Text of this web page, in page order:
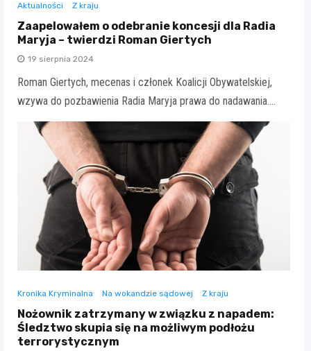
Aktualności Z kraju
Zaapelowałem o odebranie koncesji dla Radia
Maryja – twierdzi Roman Giertych
19 sierpnia 2024
Roman Giertych, mecenas i członek Koalicji Obywatelskiej,
wzywa do pozbawienia Radia Maryja prawa do nadawania.…
Kronika Kryminalna Na wokandzie sądowej Z kraju
Nożownik zatrzymany w związku z napadem:
Śledztwo skupia się na możliwym podłożu
terrorystycznym